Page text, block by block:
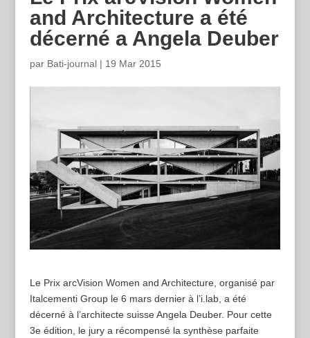
and Architecture a été
décerné a Angela Deuber
par Bati-journal| 19 Mar 2015
Le Prix arcVision Women and Architecture, organisé par
Italcementi Group le 6 mars dernier à l’i.lab, a été
décerné à l’architecte suisse Angela Deuber. Pour cette
3e édition, le jury a récompensé la synthèse parfaite